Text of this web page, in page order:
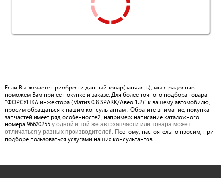
Если Вы желаете приобрести данный товар(запчасть), мы с радостью
поможем Вам при ее покупке и заказе. Для более точного подбора товара
"ФОРСУНКА инжектора (Матиз 0.8 SPARK/Авео 1.2)" к вашему автомобилю,
просим обращаться к нашим консультантам . Обратите внимание, покупка
запчастей имеет ряд особенностей, например: написание каталожного
номера 96620255 у одной и той же автозапчасти или товара может
отличаться у разных производителей. Поэтому, настоятельно просим, при
подборе пользоваться услугами наших консультантов.